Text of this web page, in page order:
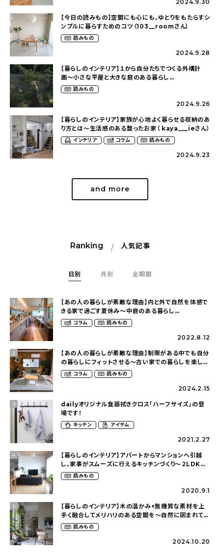
2024.9.30
【今日の読みもの】空間にも心にも。ゆとりをもたらすシ
ンプルに暮らすためのコツ（103__roomさん）
読みもの
2024.9.28
【暮らしのインテリア】１から自分たちでつくる外構計
画〜小さな平屋と大きな庭のある暮らし
（tsumikiniwaさん）
読みもの
2024.9.26
【暮らしのインテリア】家族が心地よく暮らせる収納のあ
り方とは〜生活感のある整ったお家（ kaya___ieさん）
インテリア コラム 読みもの
2024.9.23
and more
Ranking 人気記事
日別 月別 全期間
1
【あの人の暮らしが素敵な理由】内と外で自然を体感で
きる家で過ごす夏休み〜中庭のある暮らし
（yume_2700さん）
コラム 読みもの
2022.8.12
2
【あの人の暮らしが素敵な理由】制限がある中でも自分
の暮らしにフィットさせる〜古い家での暮らしを楽しむ
（idasanchiさん）
コラム 読みもの
2024.2.15
3
dailyオリジナル食器拭きクロス「ハーフサイズ」の登
場です！
キッチン アイテム
2021.2.27
4
【暮らしのインテリア】アパートからマンションへ引越
し。家事がスムーズに行えるキッチンづくり〜２LDKの
賃貸暮らし（mari_ppe_さん）
読みもの
2020.9.1
5
【暮らしのインテリア】木の温かみ×無機質な素材を上
手く融合してメリハリのある空間を〜自然に囲まれて暮
らす（ki_no_ieさん）
読みもの
2024.10.20